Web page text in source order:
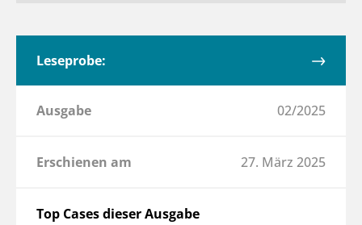
Leseprobe:
Ausgabe 02/2025
Erschienen am 27. März 2025
Top Cases dieser Ausgabe